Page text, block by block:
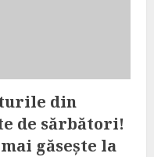
din
de sărbători!
găsește la